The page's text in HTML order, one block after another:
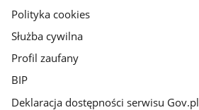
Polityka cookies
Służba cywilna
Profil zaufany
BIP
Deklaracja dostępności serwisu Gov.pl